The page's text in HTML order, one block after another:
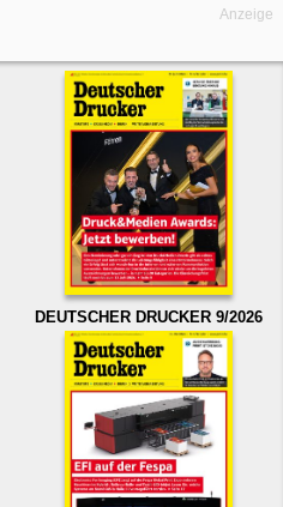
Anzeige
DEUTSCHER DRUCKER 9/2026